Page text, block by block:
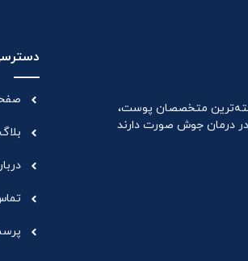
متخصصان پوست،
درمان جوش صورت دارند
بلاگ